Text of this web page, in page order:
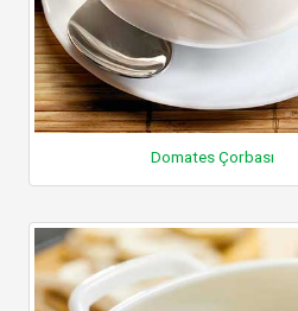
Domates Çorbası